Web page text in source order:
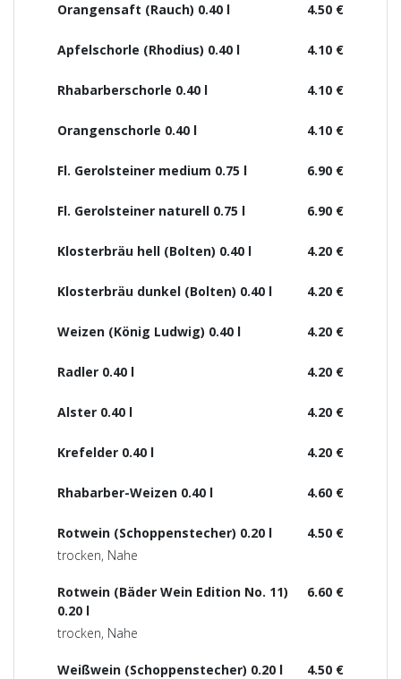
4.50 €
Orangensaft (Rauch) 0.40 l
4.10 €
Apfelschorle (Rhodius) 0.40 l
4.10 €
Rhabarberschorle 0.40 l
4.10 €
Orangenschorle 0.40 l
6.90 €
Fl. Gerolsteiner medium 0.75 l
6.90 €
Fl. Gerolsteiner naturell 0.75 l
4.20 €
Klosterbräu hell (Bolten) 0.40 l
4.20 €
Klosterbräu dunkel (Bolten) 0.40 l
4.20 €
Weizen (König Ludwig) 0.40 l
4.20 €
Radler 0.40 l
4.20 €
Alster 0.40 l
4.20 €
Krefelder 0.40 l
4.60 €
Rhabarber-Weizen 0.40 l
4.50 €
Rotwein (Schoppenstecher) 0.20 l
trocken, Nahe
6.60 €
Rotwein (Bäder Wein Edition No. 11)
0.20 l
trocken, Nahe
4.50 €
Weißwein (Schoppenstecher) 0.20 l